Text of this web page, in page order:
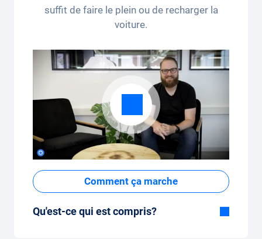
suffit de faire le plein ou de recharger la
voiture.
Comment ça marche
Qu'est-ce qui est compris?